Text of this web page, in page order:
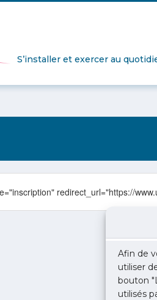
Afin de
utiliser
bouton
utilisés
S’installer et exercer au
redirect_url="https://